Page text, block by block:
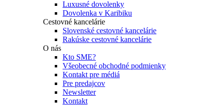
Luxusné dovolenky
Dovolenka v Karibiku
Cestovné kancelárie
Slovenské cestovné kancelárie
Rakúske cestovné kancelárie
O nás
Kto SME?
Všeobecné obchodné podmienky
Kontakt pre médiá
Pre predajcov
Newsletter
Kontakt